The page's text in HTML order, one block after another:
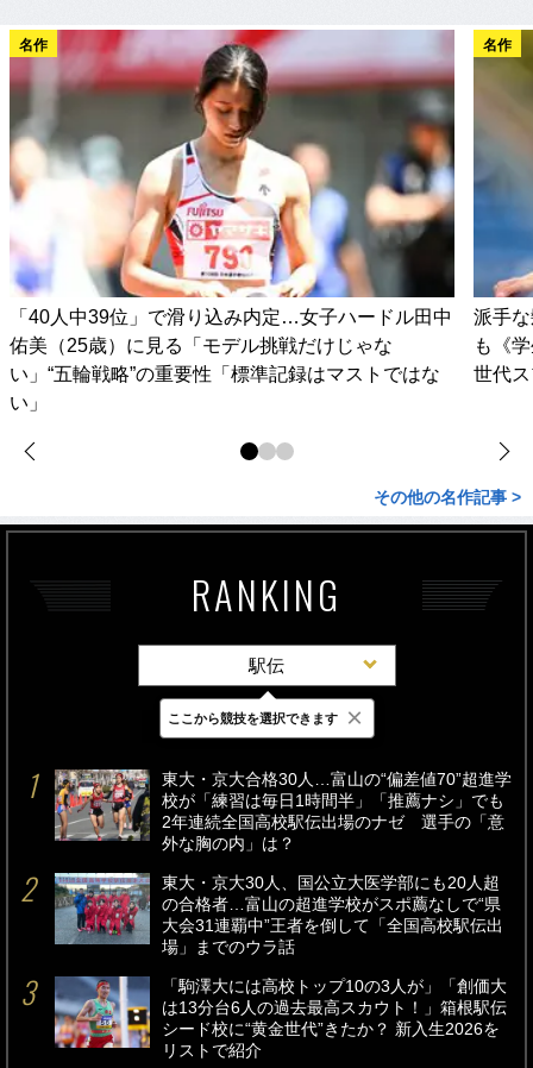
名作
「40人中39位」で滑り込み内定…女子ハードル田中
佑美（25歳）に見る「モデル挑戦だけじゃな
い」“五輪戦略”の重要性「標準記録はマストではな
い」
名作
派手
も《
世代
その他の名作記事 >
RANKING
駅伝
最新 24時間 週間
東大・京大合格30人…富山の“偏差値70”超進学
校が「練習は毎日1時間半」「推薦ナシ」でも
2年連続全国高校駅伝出場のナゼ 選手の「意
外な胸の内」は？
東大・京大30人、国公立大医学部にも20人超
の合格者…富山の超進学校がスポ薦なしで“県
大会31連覇中”王者を倒して「全国高校駅伝出
場」までのウラ話
「駒澤大には高校トップ10の3人が」「創価大
は13分台6人の過去最高スカウト！」箱根駅伝
シード校に“黄金世代”きたか？ 新入生2026を
リストで紹介
ここから競技を選択できます ×